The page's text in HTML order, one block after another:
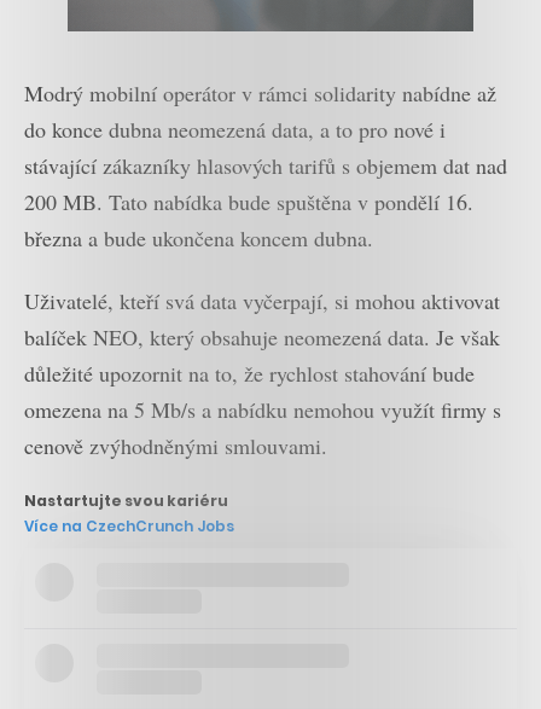
Modrý mobilní operátor v rámci solidarity nabídne až
do konce dubna neomezená data, a to pro nové i
stávající zákazníky hlasových tarifů s objemem dat nad
200 MB. Tato nabídka bude spuštěna v pondělí 16.
března a bude ukončena koncem dubna.
Uživatelé, kteří svá data vyčerpají, si mohou aktivovat
balíček NEO, který obsahuje neomezená data. Je však
důležité upozornit na to, že rychlost stahování bude
omezena na 5 Mb/s a nabídku nemohou využít firmy s
cenově zvýhodněnými smlouvami.
Nastartujte svou kariéru
Více na CzechCrunch Jobs